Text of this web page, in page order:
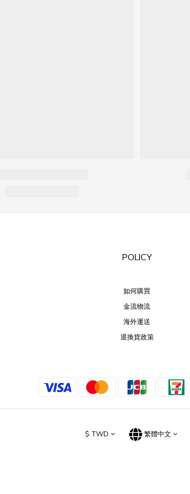
POLICY
如何購買
金流物流
海外運送
退換貨政策
$ TWD 繁體中文